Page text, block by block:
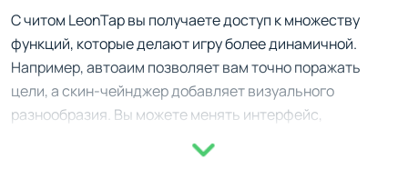
С читом LeonTap вы получаете доступ к множеству
функций, которые делают игру более динамичной.
Например, автоаим позволяет вам точно поражать
цели, а скин-чейнджер добавляет визуального
разнообразия. Вы можете менять интерфейс,
прыжки. Всё это доступно через удобное меню, где вы